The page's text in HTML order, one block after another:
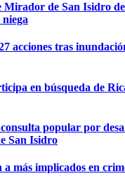
Mirador de San Isidro
acciones tras
en búsqueda de
popular por
San Isidro
más implicados en